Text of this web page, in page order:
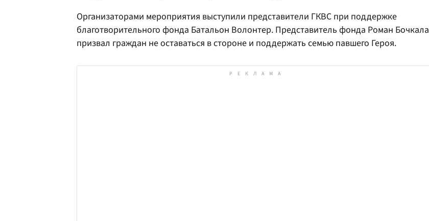
Организаторами мероприятия выступили представители ГКВС при поддержке
благотворительного фонда Батальон Волонтер. Представитель фонда Роман Бочкала
призвал граждан не оставаться в стороне и поддержать семью павшего Героя.